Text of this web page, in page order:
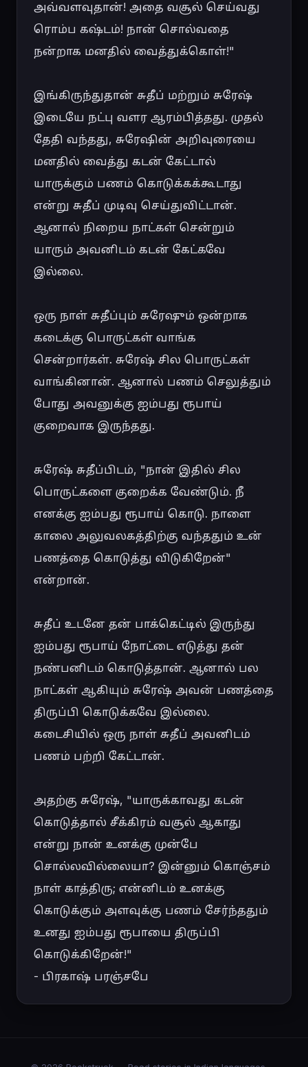
அவ்வளவுதான்! அதை வசூல் செய்வது
ரொம்ப கஷ்டம்! நான் சொல்வதை
நன்றாக மனதில் வைத்துக்கொள்!"
இங்கிருந்துதான் சுதீப் மற்றும் சுரேஷ்
இடையே நட்பு வளர ஆரம்பித்தது. முதல்
தேதி வந்தது, சுரேஷின் அறிவுரையை
மனதில் வைத்து கடன் கேட்டால்
யாருக்கும் பணம் கொடுக்கக்கூடாது
என்று சுதீப் முடிவு செய்துவிட்டான்.
ஆனால் நிறைய நாட்கள் சென்றும்
யாரும் அவனிடம் கடன் கேட்கவே
இல்லை.
ஒரு நாள் சுதீப்பும் சுரேஷும் ஒன்றாக
கடைக்கு பொருட்கள் வாங்க
சென்றார்கள். சுரேஷ் சில பொருட்கள்
வாங்கினான். ஆனால் பணம் செலுத்தும்
போது அவனுக்கு ஐம்பது ரூபாய்
குறைவாக இருந்தது.
சுரேஷ் சுதீப்பிடம், "நான் இதில் சில
பொருட்களை குறைக்க வேண்டும். நீ
எனக்கு ஐம்பது ரூபாய் கொடு. நாளை
காலை அலுவலகத்திற்கு வந்ததும் உன்
பணத்தை கொடுத்து விடுகிறேன்"
என்றான்.
சுதீப் உடனே தன் பாக்கெட்டில் இருந்து
ஐம்பது ரூபாய் நோட்டை எடுத்து தன்
நண்பனிடம் கொடுத்தான். ஆனால் பல
நாட்கள் ஆகியும் சுரேஷ் அவன் பணத்தை
திருப்பி கொடுக்கவே இல்லை.
கடைசியில் ஒரு நாள் சுதீப் அவனிடம்
பணம் பற்றி கேட்டான்.
அதற்கு சுரேஷ், "யாருக்காவது கடன்
கொடுத்தால் சீக்கிரம் வசூல் ஆகாது
என்று நான் உனக்கு முன்பே
சொல்லவில்லையா? இன்னும் கொஞ்சம்
நாள் காத்திரு; என்னிடம் உனக்கு
கொடுக்கும் அளவுக்கு பணம் சேர்ந்ததும்
உனது ஐம்பது ரூபாயை திருப்பி
கொடுக்கிறேன்!"
- பிரகாஷ் பரஞ்சபே